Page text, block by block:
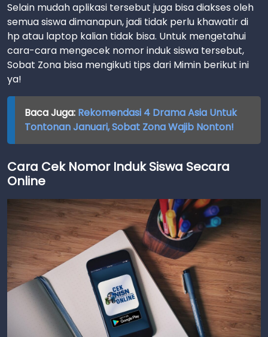
Selain mudah aplikasi tersebut juga bisa diakses oleh
semua siswa dimanapun, jadi tidak perlu khawatir di
hp atau laptop kalian tidak bisa. Untuk mengetahui
cara-cara mengecek nomor induk siswa tersebut,
Sobat Zona bisa mengikuti tips dari Mimin berikut ini
ya!
Baca Juga: Rekomendasi 4 Drama Asia Untuk
Tontonan Januari, Sobat Zona Wajib Nonton!
Cara Cek Nomor Induk Siswa Secara
Online